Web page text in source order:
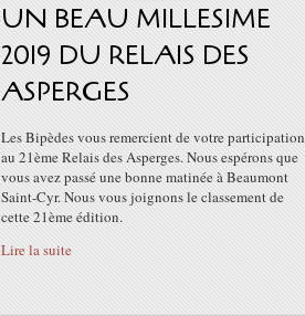
UN BEAU MILLESIME
2019 DU RELAIS DES
ASPERGES
Les Bipèdes vous remercient de votre participation
au 21ème Relais des Asperges. Nous espérons que
vous avez passé une bonne matinée à Beaumont
Saint-Cyr. Nous vous joignons le classement de
cette 21ème édition.
Lire la suite